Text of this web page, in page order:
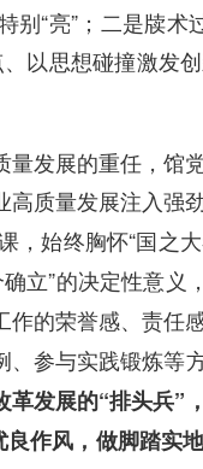
“亮”；二是牍
以思想碰撞激
发展的重任，
质量发展注入强
始终胸怀“国之
”的决定性意义，
的荣誉感、责任
参与实践锻炼
发展的“排头兵”，
作风，做脚踏实